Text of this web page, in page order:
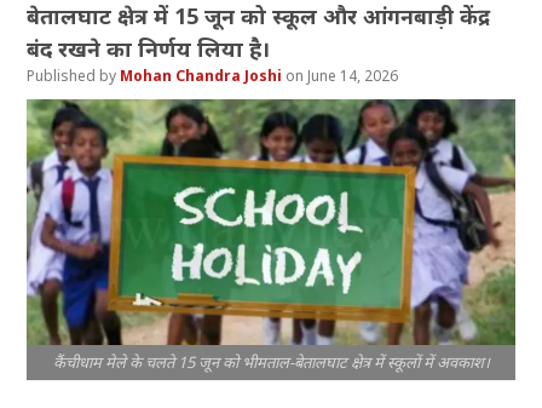
बेतालघाट क्षेत्र में 15 जून को स्कूल और आंगनबाड़ी केंद्र
बंद रखने का निर्णय लिया है।
Mohan Chandra Joshi June 14, 2026
कैंचीधाम मेले के चलते 15 जून को भीमताल-बेतालघाट क्षेत्र में स्कूलों में अवकाश।